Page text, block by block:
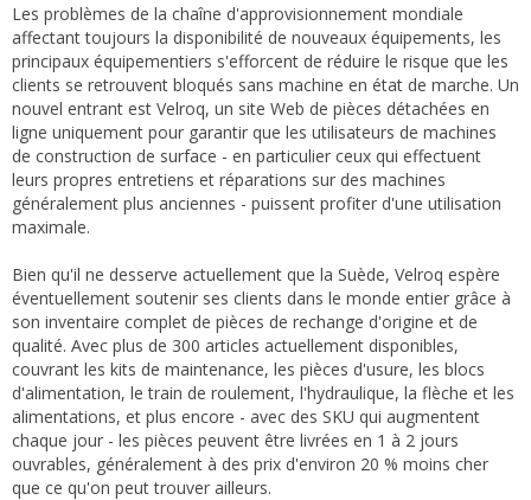
Les problèmes de la chaîne d'approvisionnement mondiale
affectant toujours la disponibilité de nouveaux équipements, les
principaux équipementiers s'efforcent de réduire le risque que les
clients se retrouvent bloqués sans machine en état de marche. Un
nouvel entrant est Velroq, un site Web de pièces détachées en
ligne uniquement pour garantir que les utilisateurs de machines
de construction de surface - en particulier ceux qui effectuent
leurs propres entretiens et réparations sur des machines
généralement plus anciennes - puissent profiter d'une utilisation
maximale.
Bien qu'il ne desserve actuellement que la Suède, Velroq espère
éventuellement soutenir ses clients dans le monde entier grâce à
son inventaire complet de pièces de rechange d'origine et de
qualité. Avec plus de 300 articles actuellement disponibles,
couvrant les kits de maintenance, les pièces d'usure, les blocs
d'alimentation, le train de roulement, l'hydraulique, la flèche et les
alimentations, et plus encore - avec des SKU qui augmentent
chaque jour - les pièces peuvent être livrées en 1 à 2 jours
ouvrables, généralement à des prix d'environ 20 % moins cher
que ce qu'on peut trouver ailleurs.